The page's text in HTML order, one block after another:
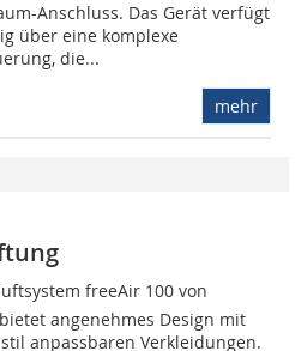
Anschluss. Das Gerät verfügt
über eine komplexe
die...
mehr
freeAir 100 von
angenehmes Design mit
anpassbaren Verkleidungen.